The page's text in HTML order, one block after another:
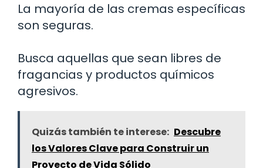
La mayoría de las cremas específicas
son seguras.
Busca aquellas que sean libres de
fragancias y productos químicos
agresivos.
Quizás también te interese: Descubre
los Valores Clave para Construir un
Proyecto de Vida Sólido